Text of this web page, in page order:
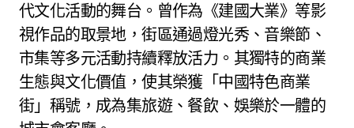
代文化活動的舞台。曾作為《建國大業》等影
視作品的取景地，街區通過燈光秀、音樂節、
市集等多元活動持續釋放活力。其獨特的商業
生態與文化價值，使其榮獲「中國特色商業
街」稱號，成為集旅遊、餐飲、娛樂於一體的